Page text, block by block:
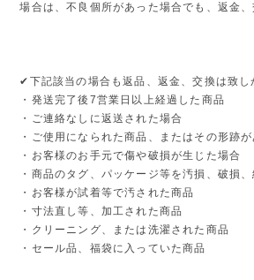
場合は、不良個所があった場合でも、返金、
✔︎下記該当の場合も返品、返金、交換は致し
・発送完了後7営業日以上経過した商品
・ご連絡なしに返送された場合
・ご使用になられた商品、またはその形跡
・お客様のお手元で傷や破損が生じた場合
・商品のタグ、パッケージ等を汚損、破損
・お客様が試着等で汚された商品
・寸法直し等、加工された商品
・クリーニング、または洗濯された商品
・セール品、福袋に入っていた商品